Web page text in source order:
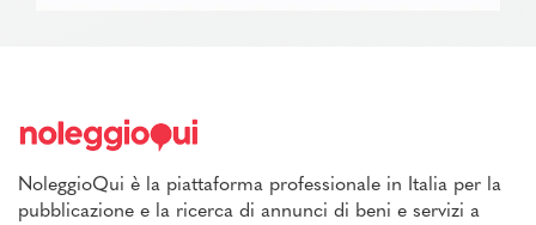
NoleggioQui è la piattaforma professionale in Italia per la
pubblicazione e la ricerca di annunci di beni e servizi a